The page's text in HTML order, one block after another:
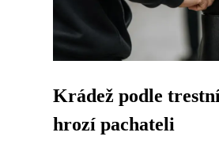
Krádež podle
hrozí pachateli